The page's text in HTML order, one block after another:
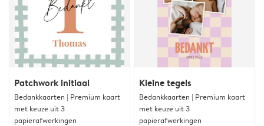
Patchwork initiaal
Bedankkaarten | Premium kaart
met keuze uit 3
papierafwerkingen
Kleine tegels
Bedankkaarten | Premium kaart
met keuze uit 3
papierafwerkingen